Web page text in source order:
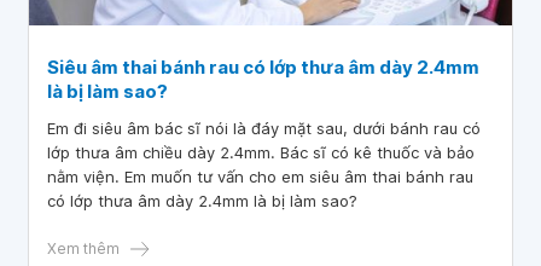
Siêu âm thai bánh rau có lớp thưa âm dày 2.4mm
là bị làm sao?
Em đi siêu âm bác sĩ nói là đáy mặt sau, dưới bánh rau có
lớp thưa âm chiều dày 2.4mm. Bác sĩ có kê thuốc và bảo
nằm viện. Em muốn tư vấn cho em siêu âm thai bánh rau
có lớp thưa âm dày 2.4mm là bị làm sao?
Xem thêm